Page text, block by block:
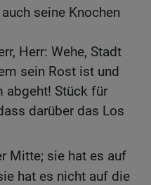
auch seine Knochen
Herr: Wehe, Stadt
sein Rost ist und
abgeht! Stück für
darüber das Los
Mitte; sie hat es auf
hat es nicht auf die